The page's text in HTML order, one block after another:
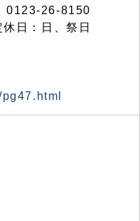
0123-26-8150
日：日、祭日